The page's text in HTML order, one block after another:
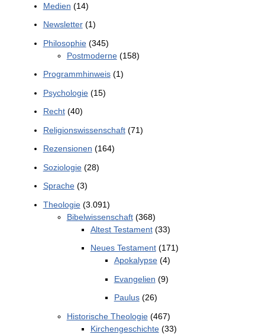
Medien (14)
Newsletter(1)
Philosophie(345)
Postmoderne(158)
Programmhinweis(1)
Psychologie(15)
Recht(40)
Religionswissenschaft(71)
Rezensionen (164)
Soziologie(28)
Sprache(3)
Theologie(3.091)
Bibelwissenschaft(368)
Altest Testament(33)
Neues Testament(171)
Apokalypse(4)
Evangelien (9)
Paulus(26)
Historische Theologie(467)
Kirchengeschichte(33)